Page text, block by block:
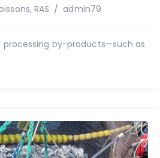
,RAS Auteur
admin79
processing by-products—such as